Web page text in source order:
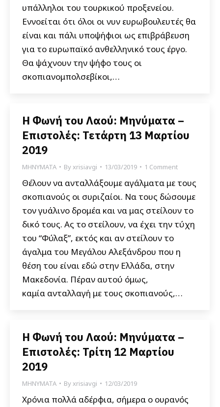
υπάλληλοι του τουρκικού προξενείου.
Εννοείται ότι όλοι οι νυν ευρωβουλευτές θα
είναι και πάλι υποψήφιοι ως επιβράβευση
για το ευρωπαϊκό ανθελληνικό τους έργο.
Θα ψάχνουν την ψήφο τους οι
σκοπιανομπολσεβίκοι,…
Η Φωνή του Λαού: Μηνύματα –
Επιστολές: Τετάρτη 13 Μαρτίου
2019
ΜΗΝΥΜΑΤΑ Byxrisiavgi 13/03/2019 1 Comment
Θέλουν να ανταλλάξουμε αγάλματα με τους
σκοπιανούς οι συριζαίοι. Να τους δώσουμε
τον γυάλινο δρομέα και να μας στείλουν το
δικό τους. Ας το στείλουν, να έχει την τύχη
του “Φύλαξ”, εκτός και αν στείλουν το
άγαλμα του Μεγάλου Αλεξάνδρου που η
θέση του είναι εδώ στην Ελλάδα, στην
Μακεδονία. Πέραν αυτού όμως,
καμία ανταλλαγή με τους σκοπιανούς,…
Η Φωνή του Λαού: Μηνύματα –
Επιστολές: Τρίτη 12 Μαρτίου
2019
ΜΗΝΥΜΑΤΑ Byxrisiavgi 12/03/2019
Χρόνια πολλά αδέρφια, σήμερα ο ουρανός